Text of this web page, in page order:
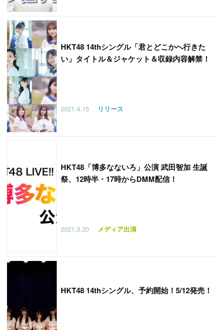
HKT48 14thシングル「君とどこかへ行きた
い」タイトル＆ジャケット＆収録内容解禁！
2021.4.15 リリース
HKT48「博多なないろ」公演 武田智加 生誕
祭、12時半・17時からDMM配信！
2021.3.20 メディア出演
HKT48 14thシングル、予約開始！5/12発売！